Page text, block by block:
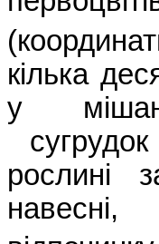
кілька
у
рослині